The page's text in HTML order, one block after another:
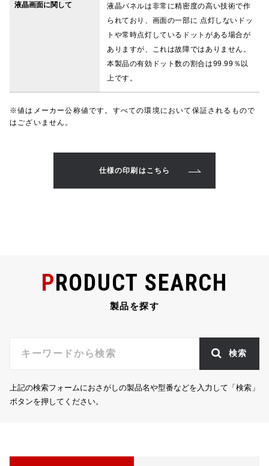
液晶画面に関して
液晶パネルは非常に精密度の高い技術で作
られており、画面の一部に 点灯しないドッ
トや常時点灯しているドットがある場合が
ありますが、これは故障ではありません。
本製品の有効ドット数の割合は99.99％以
上です。
※値はメーカー公称値です。すべての環境において保証されるもので
はございません。
仕様の印刷はこちら
PRODUCT SEARCH
製品を探す
検索
上記の検索フォームにおさがしの製品名や型番などを入力して「検索」
ボタンを押してください。